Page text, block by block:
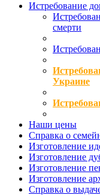
Истребование
смерти
Украине
Наши цены
Справка о
Изготовление
Изготовление
Изготовление
Изготовление
Справка о